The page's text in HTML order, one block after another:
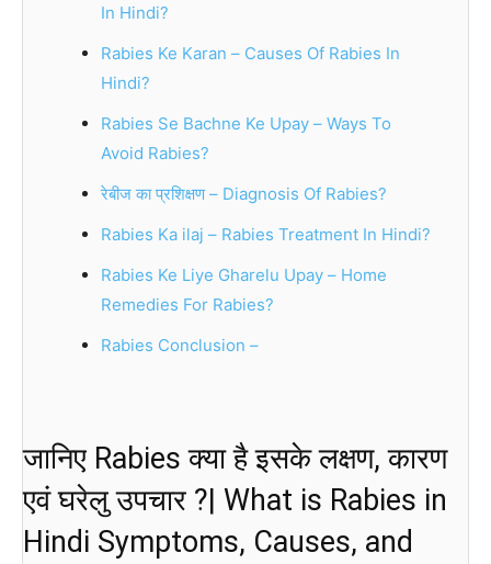
In Hindi?
Rabies Ke Karan – Causes Of Rabies In
Hindi?
Rabies Se Bachne Ke Upay – Ways To
Avoid Rabies?
रेबीज का प्रशिक्षण – Diagnosis Of Rabies?
Rabies Ka ilaj – Rabies Treatment In Hindi?
Rabies Ke Liye Gharelu Upay – Home
Remedies For Rabies?
Rabies Conclusion –
जानिए Rabies क्या है इसके लक्षण, कारण
एवं घरेलु उपचार ?| What is Rabies in
Hindi Symptoms, Causes, and